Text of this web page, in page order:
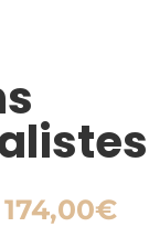
174,00€